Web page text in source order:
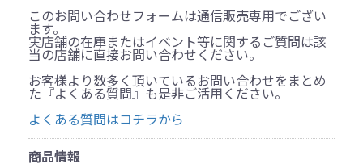
このお問い合わせフォームは通信販売専用でござい
ます。
実店舗の在庫またはイベント等に関するご質問は該
当の店舗に直接お問い合わせください。
お客様より数多く頂いているお問い合わせをまとめ
た『よくある質問』も是非ご活用ください。
よくある質問はコチラから
商品情報